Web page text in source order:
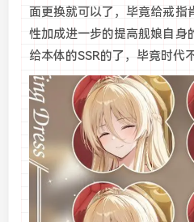
面更换就可以了，毕竟给戒指
性加成进一步的提高舰娘自身
给本体的SSR的了，毕竟时代